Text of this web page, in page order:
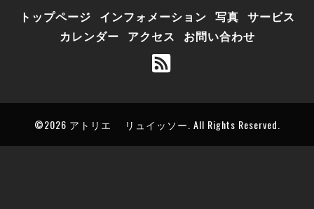
トップページ インフォメーション 写真 サービス
カレンダー アクセス お問い合わせ
©2026 アトリエ リュイッソー . All Rights Reserved.